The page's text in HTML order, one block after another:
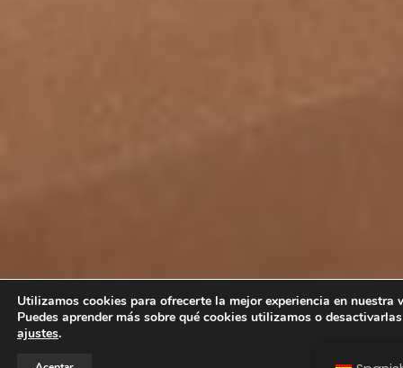
Utilizamos cookies para ofrecerte la mejor experiencia en nuestra
Puedes aprender más sobre qué cookies utilizamos o
ajustes.